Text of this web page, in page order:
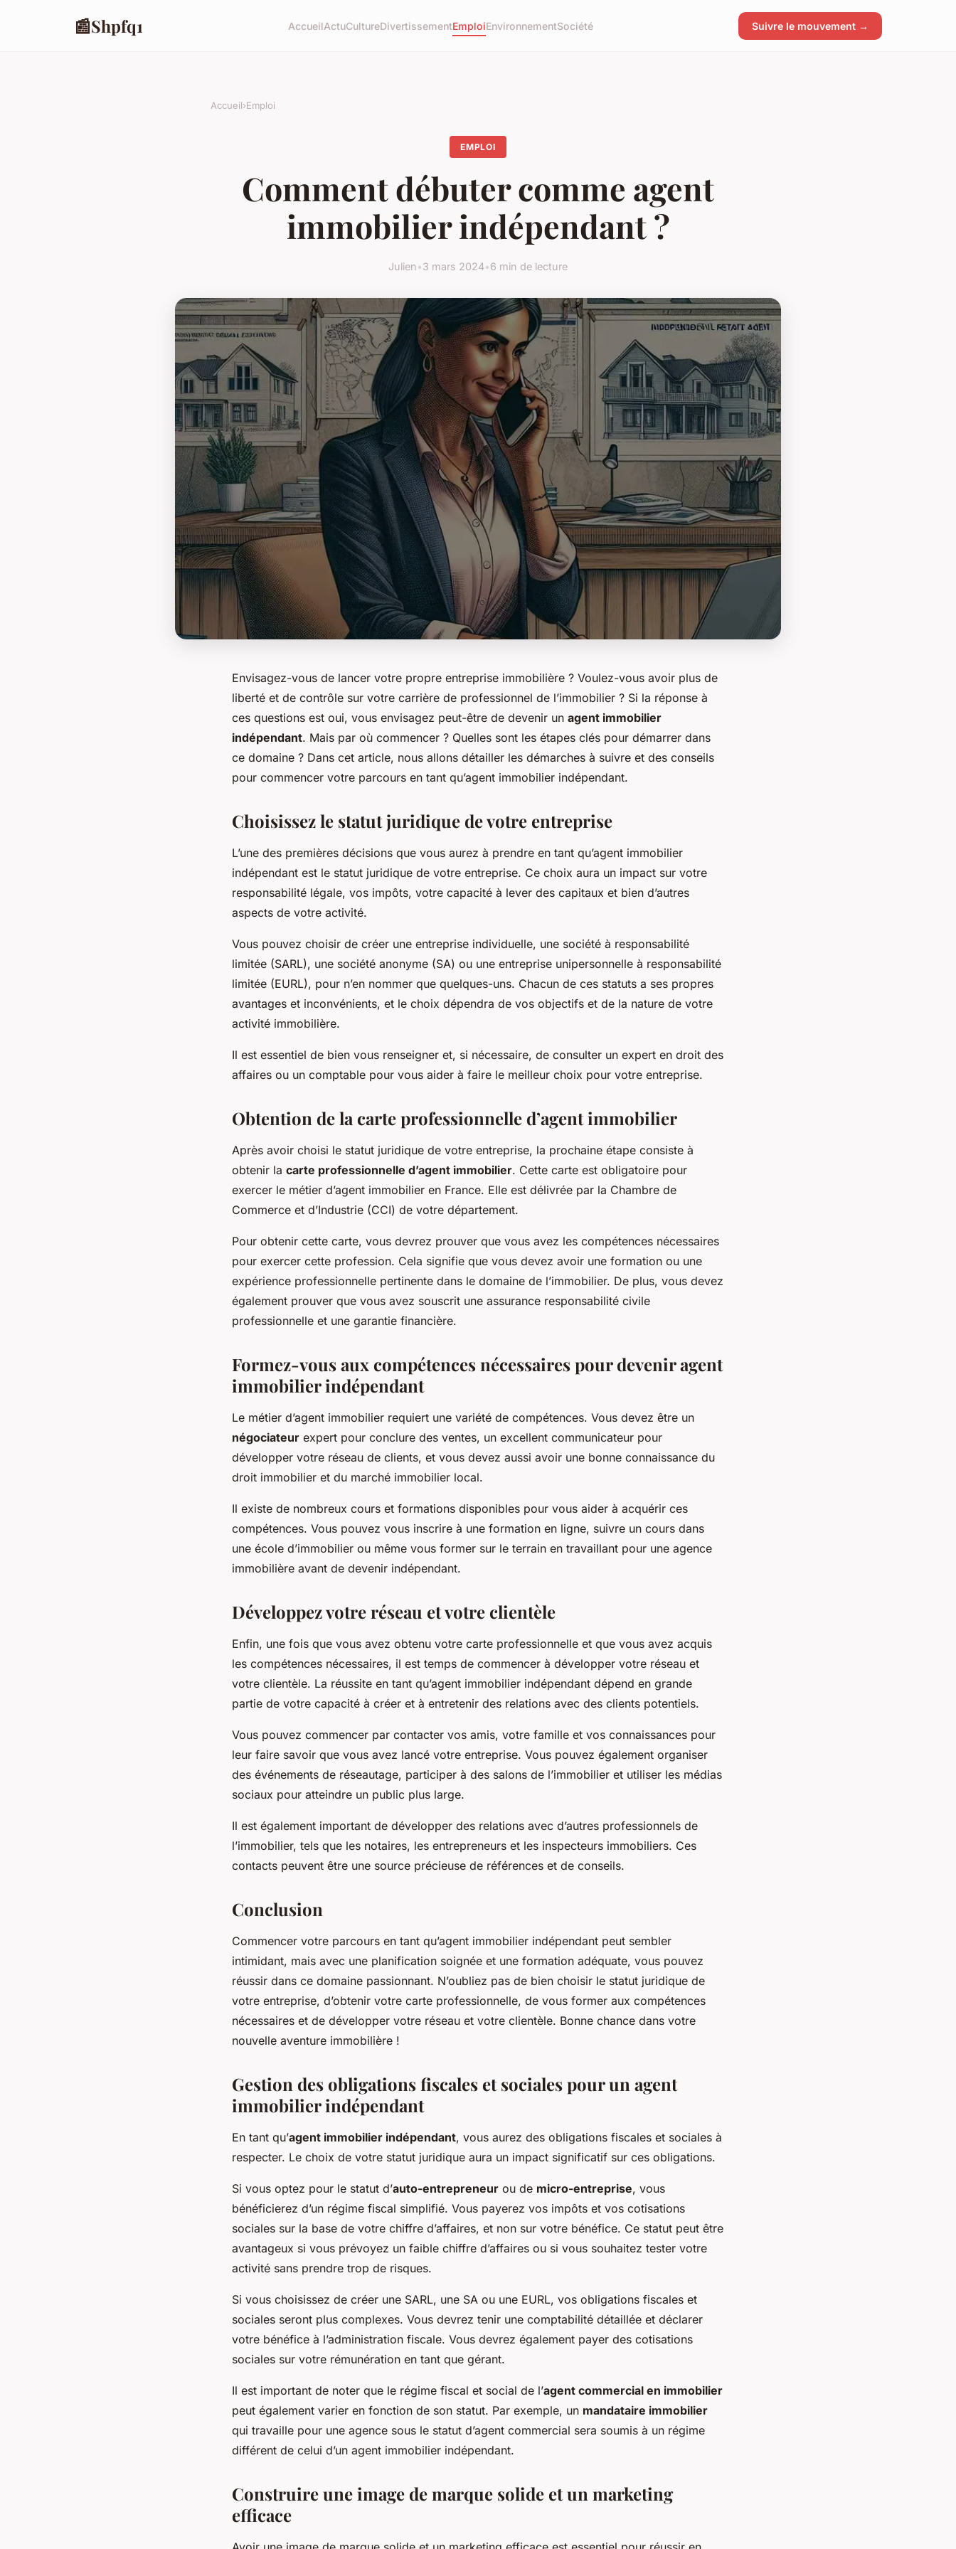
📰Shpfq1 AccueilActuCultureDivertissementEmploiEnvironnementSociété Suivre le mouvement →
Accueil›Emploi
EMPLOI
Comment débuter comme agent
immobilier indépendant ?
Julien•3 mars 2024•6 min de lecture
Envisagez-vous de lancer votre propre entreprise immobilière ? Voulez-vous avoir plus de
liberté et de contrôle sur votre carrière de professionnel de l’immobilier ? Si la réponse à
ces questions est oui, vous envisagez peut-être de devenir un agent immobilier
indépendant. Mais par où commencer ? Quelles sont les étapes clés pour démarrer dans
ce domaine ? Dans cet article, nous allons détailler les démarches à suivre et des conseils
pour commencer votre parcours en tant qu’agent immobilier indépendant.
Choisissez le statut juridique de votre entreprise
L’une des premières décisions que vous aurez à prendre en tant qu’agent immobilier
indépendant est le statut juridique de votre entreprise. Ce choix aura un impact sur votre
responsabilité légale, vos impôts, votre capacité à lever des capitaux et bien d’autres
aspects de votre activité.
Vous pouvez choisir de créer une entreprise individuelle, une société à responsabilité
limitée (SARL), une société anonyme (SA) ou une entreprise unipersonnelle à responsabilité
limitée (EURL), pour n’en nommer que quelques-uns. Chacun de ces statuts a ses propres
avantages et inconvénients, et le choix dépendra de vos objectifs et de la nature de votre
activité immobilière.
Il est essentiel de bien vous renseigner et, si nécessaire, de consulter un expert en droit des
affaires ou un comptable pour vous aider à faire le meilleur choix pour votre entreprise.
Obtention de la carte professionnelle d’agent immobilier
Après avoir choisi le statut juridique de votre entreprise, la prochaine étape consiste à
obtenir la carte professionnelle d’agent immobilier. Cette carte est obligatoire pour
exercer le métier d’agent immobilier en France. Elle est délivrée par la Chambre de
Commerce et d’Industrie (CCI) de votre département.
Pour obtenir cette carte, vous devrez prouver que vous avez les compétences nécessaires
pour exercer cette profession. Cela signifie que vous devez avoir une formation ou une
expérience professionnelle pertinente dans le domaine de l’immobilier. De plus, vous devez
également prouver que vous avez souscrit une assurance responsabilité civile
professionnelle et une garantie financière.
Formez-vous aux compétences nécessaires pour devenir agent
immobilier indépendant
Le métier d’agent immobilier requiert une variété de compétences. Vous devez être un
négociateur expert pour conclure des ventes, un excellent communicateur pour
développer votre réseau de clients, et vous devez aussi avoir une bonne connaissance du
droit immobilier et du marché immobilier local.
Il existe de nombreux cours et formations disponibles pour vous aider à acquérir ces
compétences. Vous pouvez vous inscrire à une formation en ligne, suivre un cours dans
une école d’immobilier ou même vous former sur le terrain en travaillant pour une agence
immobilière avant de devenir indépendant.
Développez votre réseau et votre clientèle
Enfin, une fois que vous avez obtenu votre carte professionnelle et que vous avez acquis
les compétences nécessaires, il est temps de commencer à développer votre réseau et
votre clientèle. La réussite en tant qu’agent immobilier indépendant dépend en grande
partie de votre capacité à créer et à entretenir des relations avec des clients potentiels.
Vous pouvez commencer par contacter vos amis, votre famille et vos connaissances pour
leur faire savoir que vous avez lancé votre entreprise. Vous pouvez également organiser
des événements de réseautage, participer à des salons de l’immobilier et utiliser les médias
sociaux pour atteindre un public plus large.
Il est également important de développer des relations avec d’autres professionnels de
l’immobilier, tels que les notaires, les entrepreneurs et les inspecteurs immobiliers. Ces
contacts peuvent être une source précieuse de références et de conseils.
Conclusion
Commencer votre parcours en tant qu’agent immobilier indépendant peut sembler
intimidant, mais avec une planification soignée et une formation adéquate, vous pouvez
réussir dans ce domaine passionnant. N’oubliez pas de bien choisir le statut juridique de
votre entreprise, d’obtenir votre carte professionnelle, de vous former aux compétences
nécessaires et de développer votre réseau et votre clientèle. Bonne chance dans votre
nouvelle aventure immobilière !
Gestion des obligations fiscales et sociales pour un agent
immobilier indépendant
En tant qu’agent immobilier indépendant, vous aurez des obligations fiscales et sociales à
respecter. Le choix de votre statut juridique aura un impact significatif sur ces obligations.
Si vous optez pour le statut d’auto-entrepreneur ou de micro-entreprise, vous
bénéficierez d’un régime fiscal simplifié. Vous payerez vos impôts et vos cotisations
sociales sur la base de votre chiffre d’affaires, et non sur votre bénéfice. Ce statut peut être
avantageux si vous prévoyez un faible chiffre d’affaires ou si vous souhaitez tester votre
activité sans prendre trop de risques.
Si vous choisissez de créer une SARL, une SA ou une EURL, vos obligations fiscales et
sociales seront plus complexes. Vous devrez tenir une comptabilité détaillée et déclarer
votre bénéfice à l’administration fiscale. Vous devrez également payer des cotisations
sociales sur votre rémunération en tant que gérant.
Il est important de noter que le régime fiscal et social de l’agent commercial en immobilier
peut également varier en fonction de son statut. Par exemple, un mandataire immobilier
qui travaille pour une agence sous le statut d’agent commercial sera soumis à un régime
différent de celui d’un agent immobilier indépendant.
Construire une image de marque solide et un marketing
efficace